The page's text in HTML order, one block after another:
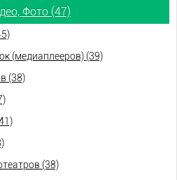
Фото (47)
(медиаплееров) (39)
(38)
(38)